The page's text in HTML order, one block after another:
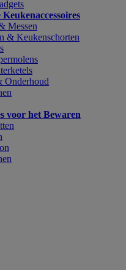
Messen
& Keukenschorten
Onderhoud
voor het Bewaren